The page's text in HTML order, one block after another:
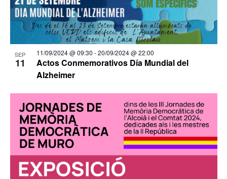
SEP
11
Actos Conmemorativos Día Mundial del
Alzheimer
11/09/2024 @ 09:30 -20/09/2024 @ 22:00